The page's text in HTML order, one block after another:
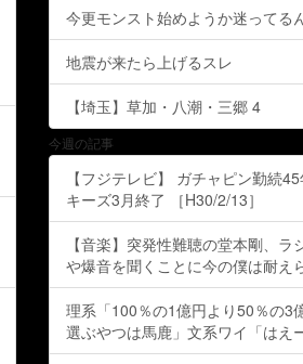
今更モンスト始めようか迷ってる
地震が来たら上げるスレ
【埼玉】草加・八潮・三郷 4
今週の記事
【フジテレビ】 ガチャピン勤続
キーズ3月終了 ［H30/2/13］
【音楽】突発性難聴の堂本剛、
や爆音を聞くことに今の僕は耐え
理系「100％の1億円より50％の3
選ぶやつは馬鹿」文系ワイ「はえ